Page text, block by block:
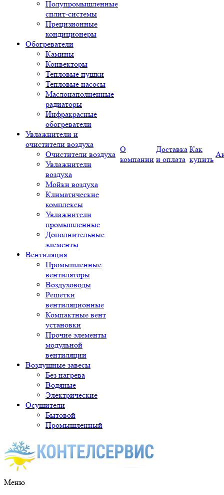
Полупромышленные
сплит-системы
Прецизионные
кондиционеры
Обогреватели
Камины
Конвекторы
Тепловые пушки
Тепловые насосы
Маслонаполненные
радиаторы
Инфракрасные
обогреватели
Увлажнители и
очистители воздуха
Очистители воздуха
Увлажнители
воздуха
Мойки воздуха
Климатические
комплексы
Увлажнители
промышленные
Дополнительные
элементы
Вентиляция
Промышленные
вентиляторы
Воздуховоды
Решетки
вентиляционные
Компактные вент
установки
Прочие элементы
модульной
вентиляции
Воздушные завесы
Без нагрева
Водяные
Электрические
Осушители
Бытовой
Промышленный
О
компании
Доставка
и оплата
Как
купить
Меню